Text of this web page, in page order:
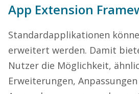
App Extension
Standardapplikationen
erweitert werden. Damit
Nutzer die Möglichkeit,
Erweiterungen,